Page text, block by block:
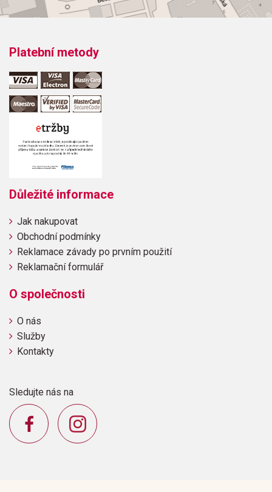
Platební metody
Důležité informace
Jak nakupovat
Obchodní podmínky
Reklamace závady po prvním použití
Reklamační formulář
O společnosti
O nás
Služby
Kontakty
Sledujte nás na